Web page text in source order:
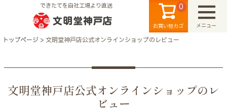
できたてを自社工場より直送
お買い物カゴ
0
メニュー
トップページ 文明堂神戸店公式オンラインショップのレビュー
文明堂神戸店公式オンラインショップのレ
ビュー